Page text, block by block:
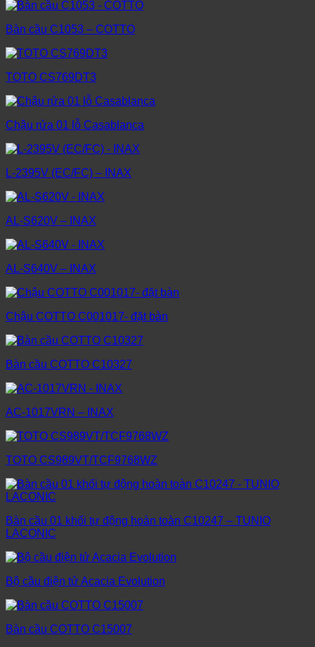
Bàn cầu C1053 – COTTO
TOTO CS769DT3
Chậu rửa 01 lỗ Casablanca
L-2395V (EC/FC) – INAX
AL-S620V – INAX
AL-S640V – INAX
Chậu COTTO C001017- đặt bàn
Bàn cầu COTTO C10327
AC-1017VRN – INAX
TOTO CS989VT/TCF9768WZ
Bàn cầu 01 khối tự động hoàn toàn C10247 – TUNIO
LACONIC
Bộ cầu điện tử Acacia Evolution
Bàn cầu COTTO C15007